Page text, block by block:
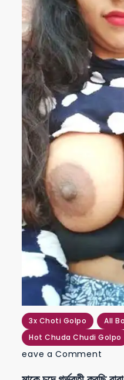
3x Choti Golpo All
Hot Chuda Chudi Golpo
eave a Comment